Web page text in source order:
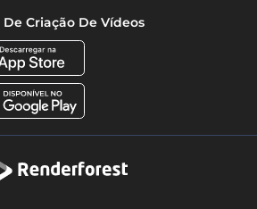
De Criação De Vídeos